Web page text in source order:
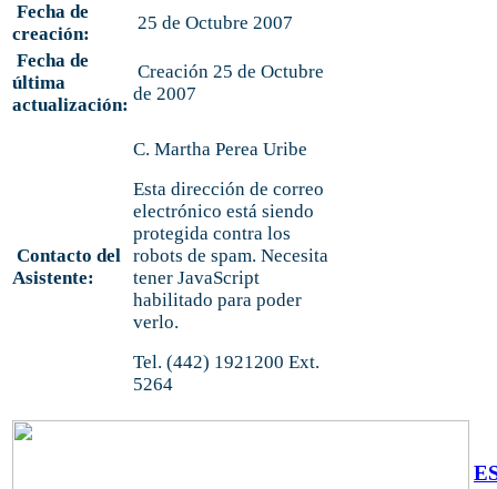
Fecha de
creación:
25 de Octubre 2007
Fecha de
última
actualización:
Creación 25 de Octubre
de 2007
Contacto del
Asistente:
C. Martha Perea Uribe
Esta dirección de correo
electrónico está siendo
protegida contra los
robots de spam. Necesita
tener JavaScript
habilitado para poder
verlo.
Tel. (442) 1921200 Ext.
5264